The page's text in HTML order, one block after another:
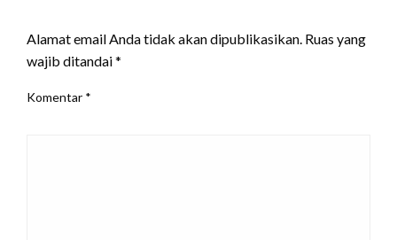
Alamat email Anda tidak akan dipublikasikan. Ruas yang
wajib ditandai*
Komentar *